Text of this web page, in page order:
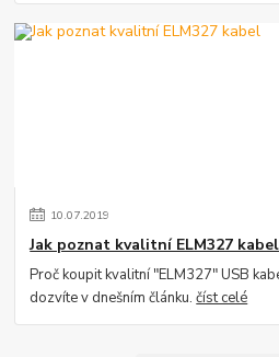
10.07.2019
Jak poznat kvalitní ELM327 kabel
Proč koupit kvalitní "ELM327" USB
dozvíte v dnešním článku.číst celé